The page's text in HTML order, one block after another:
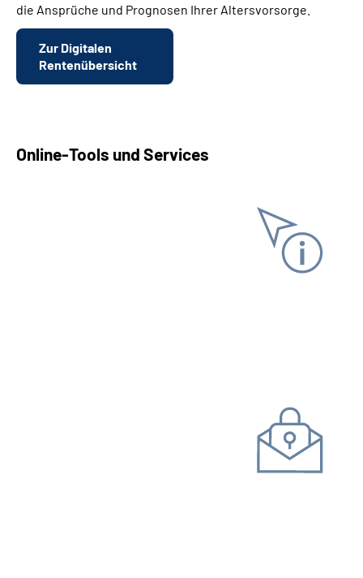
die Ansprüche und Prognosen Ihrer Altersvorsorge.
Zur Digitalen
Rentenübersicht
Online-Tools und Services